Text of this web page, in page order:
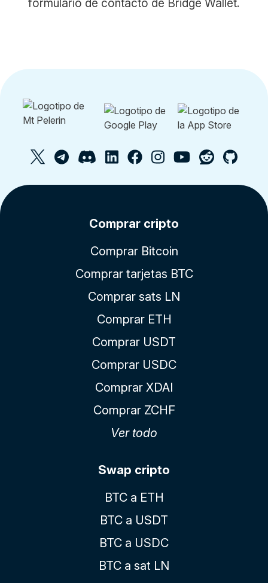
Comprar cripto
Comprar Bitcoin
Comprar tarjetas BTC
Comprar sats LN
Comprar ETH
Comprar USDT
Comprar USDC
Comprar XDAI
Comprar ZCHF
Ver todo
Swap cripto
BTC a ETH
BTC a USDT
BTC a USDC
BTC a sat LN